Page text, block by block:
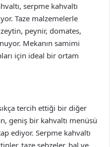
serpme kahvaltı
Taze malzemelerle
peynir, domates,
Mekanın samimi
için ideal bir ortam
tercih ettiği bir diğer
geniş bir kahvaltı menüsü
ediyor. Serpme kahvaltı
taze sebzeler, bal ve